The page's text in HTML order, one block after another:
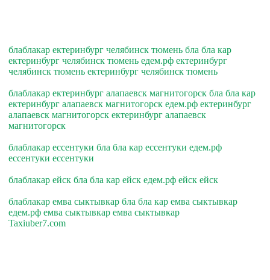
блаблакар ектеринбург челябинск тюмень бла бла кар
ектеринбург челябинск тюмень едем.рф ектеринбург
челябинск тюмень ектеринбург челябинск тюмень
блаблакар ектеринбург алапаевск магнитогорск бла бла кар
ектеринбург алапаевск магнитогорск едем.рф ектеринбург
алапаевск магнитогорск ектеринбург алапаевск
магнитогорск
блаблакар ессентуки бла бла кар ессентуки едем.рф
ессентуки ессентуки
блаблакар ейск бла бла кар ейск едем.рф ейск ейск
блаблакар емва сыктывкар бла бла кар емва сыктывкар
едем.рф емва сыктывкар емва сыктывкар
Taxiuber7.com